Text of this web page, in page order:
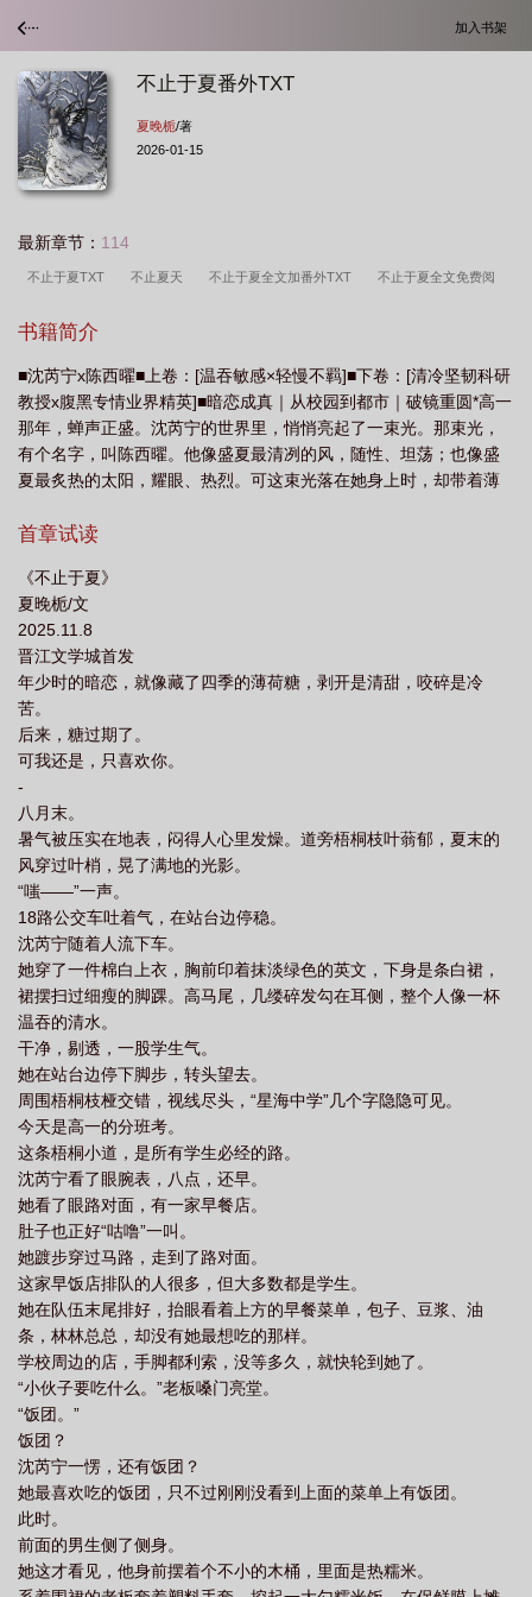
加入书架
不止于夏番外TXT
夏晚栀/著
2026-01-15
最新章节： 114
不止于夏TXT 不止夏天 不止于夏全文加番外TXT 不止于夏全文免费阅
夏晚栀TXT
夏天是什么意思 不止于夏番外TXT 不止于夏by夏晚栀 不止于夏全文免费阅
读最新章节 不止于夏全文 不止于夏全文TXT 不止于夏百度 不止于夏
TXT百度 不止于夏夏晚栀沈芮宁 不止于夏讲的什么 不止于夏番外百
度 不止于夏全文加番外免费阅读 不止于夏TXT资源
书籍简介
■沈芮宁x陈西曜■上卷：[温吞敏感×轻慢不羁]■下卷：[清冷坚韧科研
教授x腹黑专情业界精英]■暗恋成真｜从校园到都市｜破镜重圆*高一
那年，蝉声正盛。沈芮宁的世界里，悄悄亮起了一束光。那束光，
有个名字，叫陈西曜。他像盛夏最清冽的风，随性、坦荡；也像盛
夏最炙热的太阳，耀眼、热烈。可这束光落在她身上时，却带着薄
望向他时，都遥不可及。她从来没想过，有一天那束光会照在她身
轻：“我知道，你只是一时兴起……”——只是，我信了。转身之后，
她那场持续了整整三年的暗恋，在十八岁的盛夏里，悄然落幕。*时
光变迁，沈芮宁也没想到他们还会有重逢的时候。那个雨夜，他推
门而入，褪去青涩，更显矜贵从容。隔着喧嚣人群，他的目光始终
只落在一人身上。散场后的公交车站，大雨滂沱。凛冽光影里，陈
西曜执一把伞，缓步徐行而来。雨声浩大，世界喧嚣，沈芮宁耳边
传来一道清晰的男声。“这些年，我只后悔一件事——”“当年没能让
你相信，我是真的喜欢你。”*原来有些人，有些爱，如四季流转。夏
天错过多少次都没关系，因为秋天，总会如约而至。他也一样。他
的喜欢，始于盛夏，却从不止于夏。【阅读指南】1.暗恋成真｜破镜
重圆｜校园到都市｜双向成长2.男女主均有不完美之处，请勿过度指
责角色。3.校园量偏多4.SC｜HE5.所有界线都在允许范围内【尊重
每位读者的意愿，不喜欢可以移去寻找新的作品～】
首章试读
《不止于夏》
夏晚栀/文
2025.11.8
晋江文学城首发
年少时的暗恋，就像藏了四季的薄荷糖，剥开是清甜，咬碎是冷
苦。
后来，糖过期了。
可我还是，只喜欢你。
-
八月末。
暑气被压实在地表，闷得人心里发燥。道旁梧桐枝叶蓊郁，夏末的
风穿过叶梢，晃了满地的光影。
“嗤——”一声。
18路公交车吐着气，在站台边停稳。
沈芮宁随着人流下车。
她穿了一件棉白上衣，胸前印着抹淡绿色的英文，下身是条白裙，
裙摆扫过细瘦的脚踝。高马尾，几缕碎发勾在耳侧，整个人像一杯
温吞的清水。
干净，剔透，一股学生气。
她在站台边停下脚步，转头望去。
周围梧桐枝桠交错，视线尽头，“星海中学”几个字隐隐可见。
今天是高一的分班考。
这条梧桐小道，是所有学生必经的路。
沈芮宁看了眼腕表，八点，还早。
她看了眼路对面，有一家早餐店。
肚子也正好“咕噜”一叫。
她踱步穿过马路，走到了路对面。
这家早饭店排队的人很多，但大多数都是学生。
她在队伍末尾排好，抬眼看着上方的早餐菜单，包子、豆浆、油
条，林林总总，却没有她最想吃的那样。
学校周边的店，手脚都利索，没等多久，就快轮到她了。
“小伙子要吃什么。”老板嗓门亮堂。
“饭团。”
饭团？
沈芮宁一愣，还有饭团？
她最喜欢吃的饭团，只不过刚刚没看到上面的菜单上有饭团。
此时。
前面的男生侧了侧身。
她这才看见，他身前摆着个不小的木桶，里面是热糯米。